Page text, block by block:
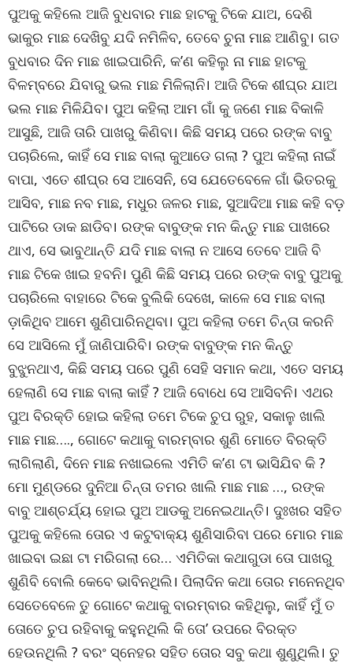
ପୁଅକୁ କହିଲେ ଆଜି ବୁଧବାର ମାଛ ହାଟକୁ ଟିକେ ଯାଅ, ଦେଶି
ଭାକୁର ମାଛ ଦେଖିବୁ ଯଦି ନମିଳିବ, ତେବେ ଚୁନା ମାଛ ଆଣିବୁ। ଗତ
ବୁଧବାର ଦିନ ମାଛ ଖାଇପାରିନି, କ’ଣ କହିଲୁ ନା ମାଛ ହାଟକୁ
ବିଳମ୍ବରେ ଯିବାରୁ ଭଲ ମାଛ ମିଳିଲାନି। ଆଜି ଟିକେ ଶୀଘ୍ର ଯାଅ
ଭଲ ମାଛ ମିଳିଯିବ। ପୁଅ କହିଲା ଆମ ଗାଁ କୁ ଜଣେ ମାଛ ବିକାଳି
ଆସୁଛି, ଆଜି ତାରି ପାଖରୁ କିଣିବା। କିଛି ସମୟ ପରେ ରଙ୍କ ବାବୁ
ପଚାରିଲେ, କାହିଁ ସେ ମାଛ ବାଲା କୁଆଡେ ଗଲା ? ପୁଅ କହିଲା ନାଇଁ
ବାପା, ଏତେ ଶୀଘ୍ର ସେ ଆସେନି, ସେ ଯେତେବେଳେ ଗାଁ ଭିତରକୁ
ଆସିବ, ମାଛ ନବ ମାଛ, ମଧୁର ଜଳର ମାଛ, ସୁଆଦିଆ ମାଛ କହି ବଡ଼
ପାଟିରେ ଡାକ ଛାଡିବ। ରଙ୍କ ବାବୁଙ୍କ ମନ କିନ୍ତୁ ମାଛ ପାଖରେ
ଥାଏ, ସେ ଭାବୁଥାନ୍ତି ଯଦି ମାଛ ବାଲା ନ ଆସେ ତେବେ ଆଜି ବି
ମାଛ ଟିକେ ଖାଇ ହବନି। ପୁଣି କିଛି ସମୟ ପରେ ରଙ୍କ ବାବୁ ପୁଅକୁ
ପଚାରିଲେ ବାହାରେ ଟିକେ ବୁଲିକି ଦେଖେ, କାଳେ ସେ ମାଛ ବାଲା
ଡ଼ାକିଥିବ ଆମେ ଶୁଣିପାରିନଥିବା। ପୁଅ କହିଲା ତମେ ଚିନ୍ତା କରନି
ସେ ଆସିଲେ ମୁଁ ଜାଣିପାରିବି। ରଙ୍କ ବାବୁଙ୍କ ମନ କିନ୍ତୁ
ବୁଝୁନଥାଏ, କିଛି ସମୟ ପରେ ପୁଣି ସେହି ସମାନ କଥା, ଏତେ ସମୟ
ହେଲାଣି ସେ ମାଛ ବାଲା କାହିଁ ? ଆଜି ବୋଧେ ସେ ଆସିବନି। ଏଥର
ପୁଅ ବିରକ୍ତି ହୋଇ କହିଲା ତମେ ଟିକେ ଚୁପ ରୁହ, ସକାଳୁ ଖାଲି
ମାଛ ମାଛ…., ଗୋଟେ କଥାକୁ ବାରମ୍ବାର ଶୁଣି ମୋତେ ବିରକ୍ତି
ଲାଗିଲାଣି, ଦିନେ ମାଛ ନଖାଇଲେ ଏମିତି କ’ଣ ଟା ଭାସିଯିବ କି ?
ମୋ ମୁଣ୍ଡରେ ଦୁନିଆ ଚିନ୍ତା ତମର ଖାଲି ମାଛ ମାଛ …, ରଙ୍କ
ବାବୁ ଆଶ୍ଚର୍ଯ୍ୟ ହୋଇ ପୁଅ ଆଡକୁ ଅନେଇଥାନ୍ତି। ଦୁଃଖର ସହିତ
ପୁଅକୁ କହିଲେ ତୋର ଏ କଟୁବାକ୍ୟ ଶୁଣିସାରିବା ପରେ ମୋର ମାଛ
ଖାଇବା ଇଛା ଟା ମରିଗଲା ରେ… ଏମିତିକା କଥାଗୁଡା ତୋ ପାଖରୁ
ଶୁଣିବି ବୋଲି କେବେ ଭାବିନଥିଲି। ପିଲାଦିନ କଥା ତୋର ମନେନଥିବ
ସେତେବେଳେ ତୁ ଗୋଟେ କଥାକୁ ବାରମ୍ବାର କହିଥିଲୁ, କାହିଁ ମୁଁ ତ
ତୋତେ ଚୁପ ରହିବାକୁ କହୁନଥିଲି କି ତୋ’ ଉପରେ ବିରକ୍ତ
ହେଉନଥିଲି ? ବରଂ ସ୍ନେହର ସହିତ ତୋର ସବୁ କଥା ଶୁଣୁଥିଲି। ତୁ